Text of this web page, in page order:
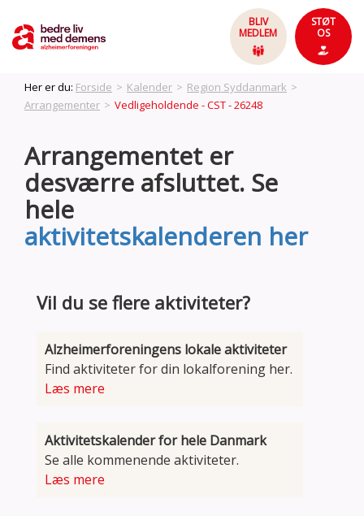
BLIV
MEDLEM
STØT
OS
Her er du: Forside > Kalender > Region Syddanmark >
Arrangementer > Vedligeholdende - CST - 26248
Arrangementet er
desværre afsluttet. Se
hele
aktivitetskalenderen her
Vil du se flere aktiviteter?
Alzheimerforeningens lokale aktiviteter
Find aktiviteter for din lokalforening her.
Læs mere
Aktivitetskalender for hele Danmark
Se alle kommenende aktiviteter.
Læs mere